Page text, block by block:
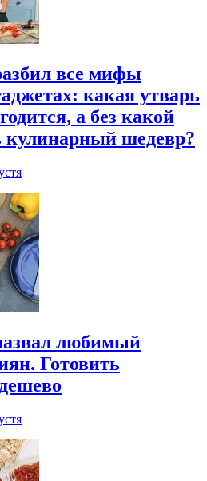
все мифы
какая утварь
а без какой
кулинарный шедевр?
любимый
Готовить